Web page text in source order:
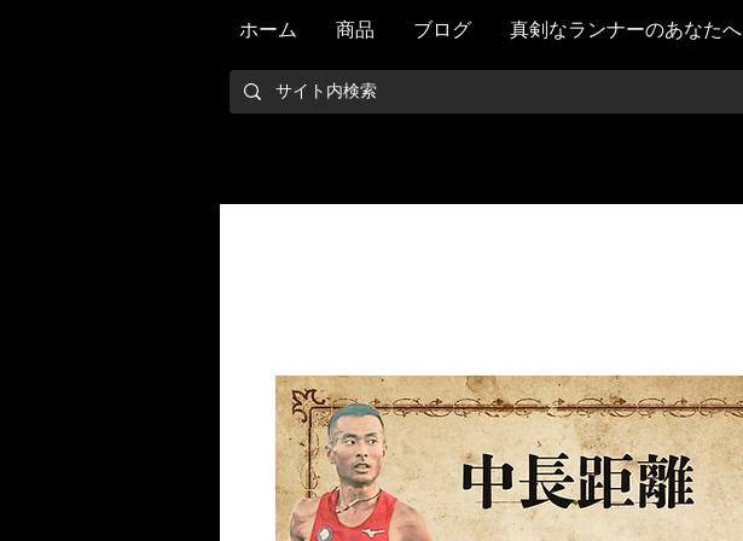
ホーム 商品 ブログ 真剣なランナーのあなたへ